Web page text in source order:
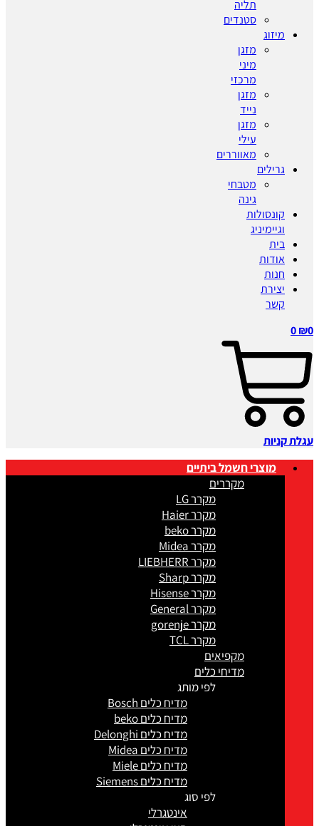
תליה
סטנדים
מיזוג
מזגן
מיני
מרכזי
מזגן
נייד
מזגן
עילי
מאווררים
גרילים
מטבחי
גינה
קונסולות
וגיימיניג
בית
אודות
חנות
יצירת
קשר
₪0
0
עגלת קניות
מוצרי חשמל ביתיים
מקררים
מקרר LG
מקרר Haier
מקרר beko
מקרר Midea
מקרר LIEBHERR
מקרר Sharp
מקרר Hisense
מקרר General
מקרר gorenje
מקרר TCL
מקפיאים
מדיחי כלים
לפי מותג
מדיח כלים Bosch
מדיח כלים beko
מדיח כלים Delonghi
מדיח כלים Midea
מדיח כלים Miele
מדיח כלים Siemens
לפי סוג
אינטגרלי